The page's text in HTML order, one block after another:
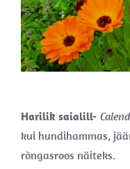
Harilik saialill-
kui hundihammas,
rõngasroos näiteks.